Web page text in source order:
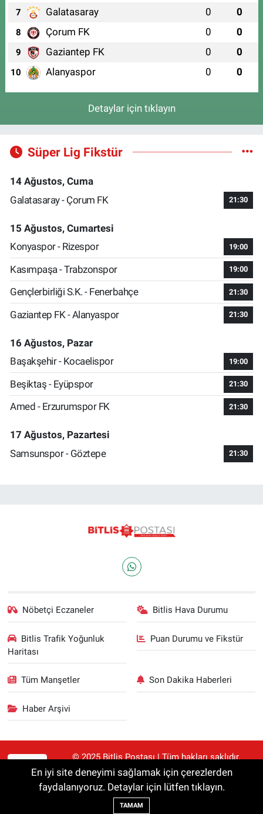
7 Galatasaray 0 0
8 Çorum FK 0 0
9 Gaziantep FK 0 0
10 Alanyaspor 0 0
Detaylar için tıklayın
Süper Lig Fikstür
14 Ağustos, Cuma
Galatasaray - Çorum FK
21:30
15 Ağustos, Cumartesi
Konyaspor - Rizespor
19:00
Kasımpaşa - Trabzonspor 19:00
Gençlerbirliği S.K. - Fenerbahçe 21:30
Gaziantep FK - Alanyaspor 21:30
16 Ağustos, Pazar
Başakşehir - Kocaelispor
19:00
Beşiktaş - Eyüpspor 21:30
Amed - Erzurumspor FK 21:30
17 Ağustos, Pazartesi
Samsunspor - Göztepe
21:30
Nöbetçi Eczaneler Bitlis Hava Durumu
Bitlis Trafik Yoğunluk
Haritası
Puan Durumu ve Fikstür
Tüm Manşetler Son Dakika Haberleri
Haber Arşivi
© 2025 Bitlis Postası | Tüm hakları saklıdır.
Haberler kaynak gösterilmeden alıntılanamaz.
Haber Yazılımı:TE Bilişim
En iyi site deneyimi sağlamak için çerezlerden
faydalanıyoruz. Detaylar için lütfen tıklayın.
TAMAM